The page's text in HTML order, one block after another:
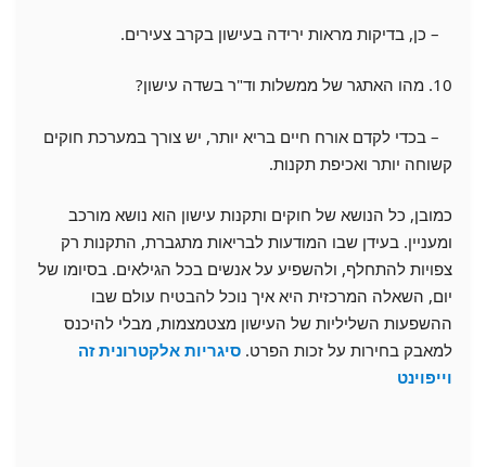
– כן, בדיקות מראות ירידה בעישון בקרב צעירים.
10. מהו האתגר של ממשלות וד"ר בשדה עישון?
– בכדי לקדם אורח חיים בריא יותר, יש צורך במערכת חוקים
קשוחה יותר ואכיפת תקנות.
כמובן, כל הנושא של חוקים ותקנות עישון הוא נושא מורכב
ומעניין. בעידן שבו המודעות לבריאות מתגברת, התקנות רק
צפויות להתחלף, ולהשפיע על אנשים בכל הגילאים. בסיומו של
יום, השאלה המרכזית היא איך נוכל להבטיח עולם שבו
ההשפעות השליליות של העישון מצטמצמות, מבלי להיכנס
למאבק בחירות על זכות הפרט. סיגריות אלקטרונית זה
וייפוינט